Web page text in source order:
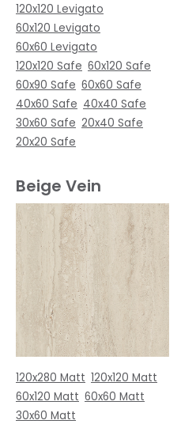
120x120 Levigato
60x120 Levigato
60x60 Levigato
120x120 Safe 60x120 Safe
60x90 Safe 60x60 Safe
40x60 Safe 40x40 Safe
30x60 Safe 20x40 Safe
20x20 Safe
Beige Vein
120x280 Matt 120x120 Matt
60x120 Matt 60x60 Matt
30x60 Matt